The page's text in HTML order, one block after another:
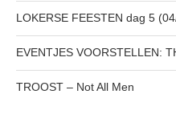
LOKERSE FEESTEN dag 5
EVENTJES VOORSTELLEN:
TROOST – Not All Men